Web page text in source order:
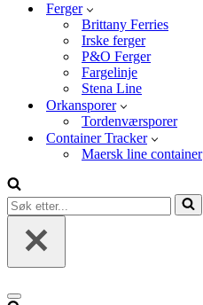
Ferger
Brittany Ferries
Irske ferger
P&O Ferger
Fargelinje
Stena Line
Orkansporer
Tordenværsporer
Container Tracker
Maersk line container
Søk
etter...
Navigasjonsmeny